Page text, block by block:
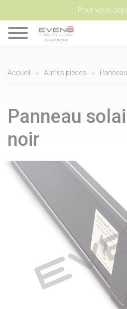
Pour vous
Accueil Autres pièces
Panneau
noir